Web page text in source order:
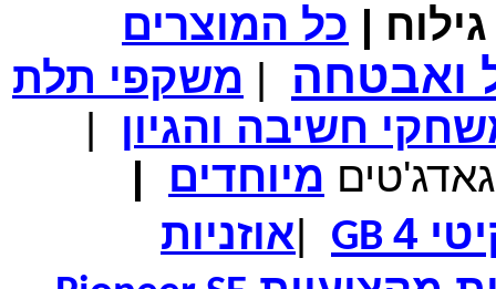
₪150.00 מחיר שוק
₪99.00 המחיר שלך
₪104.00 המחיר כולל משלוח :
נרתיק עור יוקרתי עבור אייפוד וידאו 60GB\80GB \שחור
| כל המוצרים
ואבטחה | משקפי תלת
חשיבה והגיון
|
גאדג'טים מיוחדים |
4
GB
|אוזניות